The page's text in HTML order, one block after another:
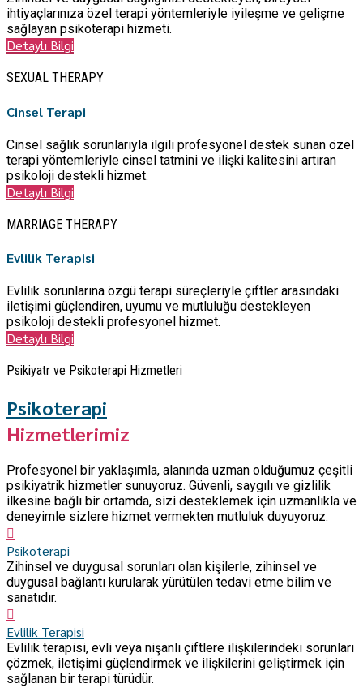
ihtiyaçlarınıza özel terapi yöntemleriyle iyileşme ve gelişme
sağlayan psikoterapi hizmeti.
Detaylı Bilgi
SEXUAL THERAPY
Cinsel Terapi
Cinsel sağlık sorunlarıyla ilgili profesyonel destek sunan özel
terapi yöntemleriyle cinsel tatmini ve ilişki kalitesini artıran
psikoloji destekli hizmet.
Detaylı Bilgi
MARRIAGE THERAPY
Evlilik Terapisi
Evlilik sorunlarına özgü terapi süreçleriyle çiftler arasındaki
iletişimi güçlendiren, uyumu ve mutluluğu destekleyen
psikoloji destekli profesyonel hizmet.
Detaylı Bilgi
Psikiyatr ve Psikoterapi Hizmetleri
Psikoterapi
Hizmetlerimiz
Profesyonel bir yaklaşımla, alanında uzman olduğumuz çeşitli
psikiyatrik hizmetler sunuyoruz. Güvenli, saygılı ve gizlilik
ilkesine bağlı bir ortamda, sizi desteklemek için uzmanlıkla ve
deneyimle sizlere hizmet vermekten mutluluk duyuyoruz.
Psikoterapi
Zihinsel ve duygusal sorunları olan kişilerle, zihinsel ve
duygusal bağlantı kurularak yürütülen tedavi etme bilim ve
sanatıdır.
Evlilik Terapisi
Evlilik terapisi, evli veya nişanlı çiftlere ilişkilerindeki sorunları
çözmek, iletişimi güçlendirmek ve ilişkilerini geliştirmek için
sağlanan bir terapi türüdür.